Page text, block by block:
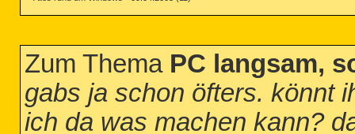
Zum Thema PC langsam,
gabs ja schon öfters. könnt
ich da was machen kann?